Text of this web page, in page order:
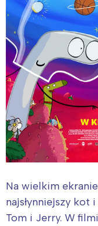
Na wielkim
najsłynniejszy kot
Tom i Jerry. W